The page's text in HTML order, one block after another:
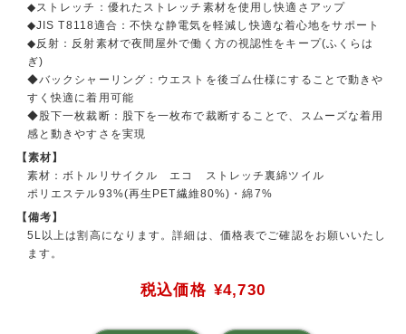
◆ストレッチ：優れたストレッチ素材を使用し快適さアップ
◆JIS T8118適合：不快な静電気を軽減し快適な着心地をサポート
◆反射：反射素材で夜間屋外で働く方の視認性をキープ(ふくらは
ぎ)
◆バックシャーリング：ウエストを後ゴム仕様にすることで動きや
すく快適に着用可能
◆股下一枚裁断：股下を一枚布で裁断することで、スムーズな着用
感と動きやすさを実現
【素材】
素材：ボトルリサイクル エコ ストレッチ裏綿ツイル
ポリエステル93%(再生PET繊維80%)・綿7%
【備考】
5L以上は割高になります。詳細は、価格表でご確認をお願いいたし
ます。
税込価格 ¥4,730